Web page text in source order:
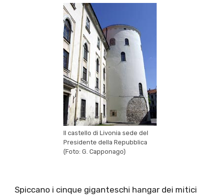
Il castello di Livonia sede del
Presidente della Repubblica
(Foto: G. Capponago)
Spiccano i cinque giganteschi hangar dei mitici